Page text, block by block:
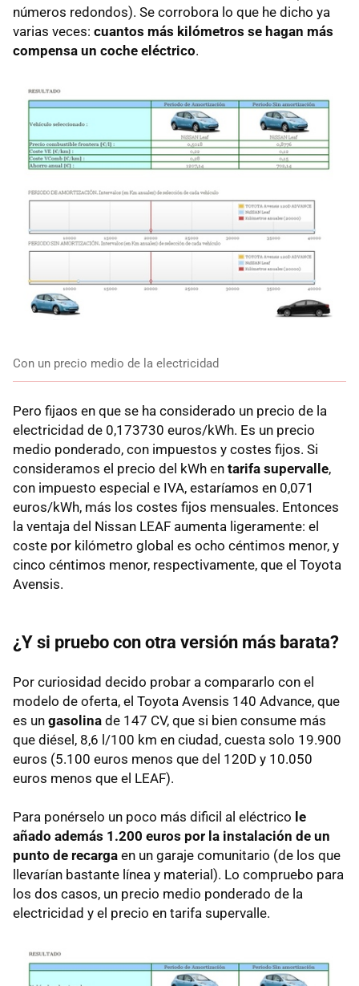
números redondos). Se corrobora lo que he dicho ya
varias veces: cuantos más kilómetros se hagan más
compensa un coche eléctrico.
Con un precio medio de la electricidad
Pero fijaos en que se ha considerado un precio de la
electricidad de 0,173730 euros/kWh. Es un precio
medio ponderado, con impuestos y costes fijos. Si
consideramos el precio del kWh en tarifa supervalle,
con impuesto especial e IVA, estaríamos en 0,071
euros/kWh, más los costes fijos mensuales. Entonces
la ventaja del Nissan LEAF aumenta ligeramente: el
coste por kilómetro global es ocho céntimos menor, y
cinco céntimos menor, respectivamente, que el Toyota
Avensis.
¿Y si pruebo con otra versión más barata?
Por curiosidad decido probar a compararlo con el
modelo de oferta, el Toyota Avensis 140 Advance, que
es un gasolina de 147 CV, que si bien consume más
que diésel, 8,6 l/100 km en ciudad, cuesta solo 19.900
euros (5.100 euros menos que del 120D y 10.050
euros menos que el LEAF).
Para ponérselo un poco más dificil al eléctrico le
añado además 1.200 euros por la instalación de un
punto de recarga en un garaje comunitario (de los que
llevarían bastante línea y material). Lo compruebo para
los dos casos, un precio medio ponderado de la
electricidad y el precio en tarifa supervalle.